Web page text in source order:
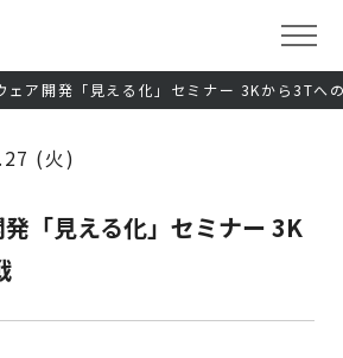
ェア開発「見える化」セミナー 3Kから3Tへ
(火)
「見える化」セミナー 3K